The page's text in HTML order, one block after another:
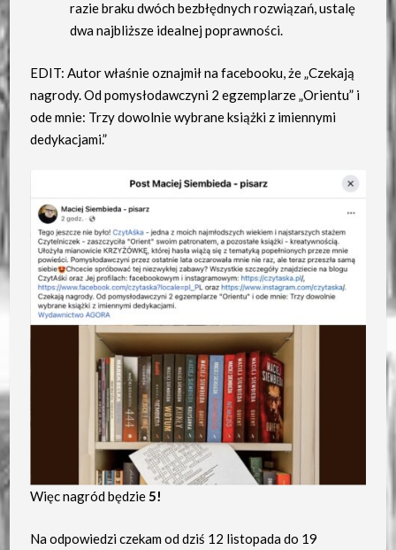
razie braku dwóch bezbłędnych rozwiązań, ustalę
dwa najbliższe idealnej poprawności.
EDIT: Autor właśnie oznajmił na facebooku, że „Czekają
nagrody. Od pomysłodawczyni 2 egzemplarze „Orientu” i
ode mnie: Trzy dowolnie wybrane książki z imiennymi
dedykacjami.”
Więc nagród będzie5!
Na odpowiedzi czekam od dziś 12 listopada do 19